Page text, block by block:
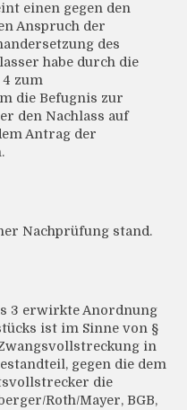
einen gegen den
Anspruch der
des
habe durch die
zum
die Befugnis zur
den Nachlass auf
Antrag der
Nachprüfung stand.
3 erwirkte Anordnung
ist im Sinne von §
in
gegen die dem
die
Roth/Mayer, BGB,